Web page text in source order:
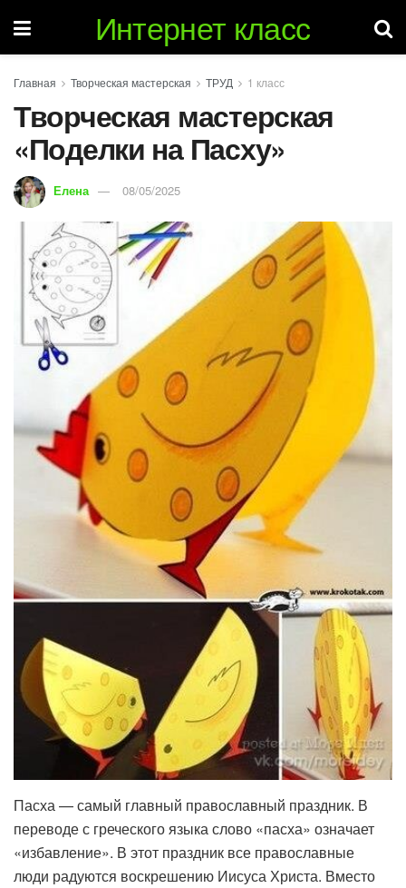
Интернет класс
Главная Творческая мастерская ТРУД 1 класс
Творческая мастерская
«Поделки на Пасху»
Елена 08/05/2025
Пасха — самый главный православный праздник. В
переводе с греческого языка слово «пасха» означает
«избавление». В этот праздник все православные
люди радуются воскрешению Иисуса Христа. Вместо